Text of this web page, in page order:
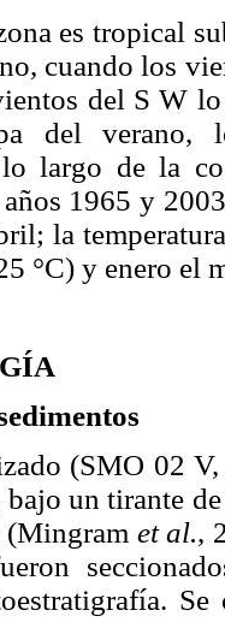
es tropical
cuando los
del S W lo
del verano,
largo de la
1965 y
la
°C) y enero el
(SMO 02
un tirante
et al.,
Se